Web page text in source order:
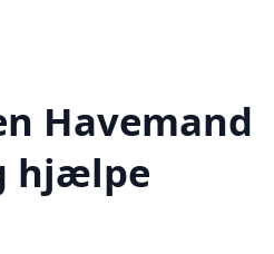
Havemand
hjælpe